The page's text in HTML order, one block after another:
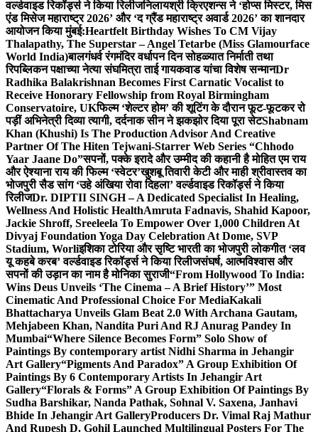
वर्ल्डवाइड रिकॉर्ड्स ने किया रिलीजनिलायश्री क्रिएशन्स ने ‘होप्स मिस्टर, मिस
एंड मिसेज महाराष्ट्र 2026’ और ‘द ग्रैंड महाराष्ट्र अवार्ड 2026’ का शानदार
आयोजन किया मुंबई:Heartfelt Birthday Wishes To CM Vijay
Thalapathy, The Superstar – Angel Tetarbe (Miss Glamourface
World India)बालगंधर्व रंगमंदिर वर्धापन दिन सोहळ्यात निर्माती तथा
रिपब्लिकन पक्षाच्या नेत्या संघमित्रा ताई गायकवाड यांचा विशेष सन्मानDr
Radhika Balakrishnan Becomes First Carnatic Vocalist to
Receive Honorary Fellowship from Royal Birmingham
Conservatoire, UKफिल्म ‘शेल्टर होम’ की शूटिंग के दौरान फूट-फूटकर रो
पड़ीं अभिनेत्री दिव्या त्यागी, दर्दनाक सीन ने झकझोर दिया पूरा सेटShabnam
Khan (Khushi) Is The Production Advisor And Creative
Partner Of The Hiten Tejwani-Starrer Web Series “Chhodo
Yaar Jaane Do”सपनों, पक्के इरादे और उम्मीद की कहानी है मोहित एम राय
और ऐश्याना राय की फिल्म ‘स्वेटर’खुशबू तिवारी केटी और माही श्रीवास्तव का
भोजपुरी सैड सांग ‘उहे अंखिया रोवा दिहला’ वर्ल्डवाइड रिकॉर्ड्स ने किया
रिलीजDr. DIPTII SINGH – A Dedicated Specialist In Healing,
Wellness And Holistic HealthAmruta Fadnavis, Shahid Kapoor,
Jackie Shroff, Sreeleela To Empower Over 1,000 Children At
Divyaj Foundation Yoga Day Celebration At Dome, SVP
Stadium, Worliइशिका टोरिया और सृष्टि भारती का भोजपुरी लोकगीत ‘लव
यू कहबे करब’ वर्ल्डवाइड रिकॉर्ड्स ने किया रिलीजसंघर्ष, आत्मविश्वास और
सपनों की उड़ान का नाम है मोनिका सुराजी“From Hollywood To India:
Wins Deus Unveils ‘The Cinema – A Brief History’” Most
Cinematic And Professional Choice For MediaKakali
Bhattacharya Unveils Glam Beat 2.0 With Archana Gautam,
Mehjabeen Khan, Nandita Puri And RJ Anurag Pandey In
Mumbai“Where Silence Becomes Form” Solo Show of
Paintings By contemporary artist Nidhi Sharma in Jehangir
Art Gallery“Pigments And Paradox” A Group Exhibition Of
Paintings By 6 Contemporary Artists In Jehangir Art
Gallery“Florals & Forms” A Group Exhibition Of Paintings By
Sudha Barshikar, Nanda Pathak, Sohnal V. Saxena, Janhavi
Bhide In Jehangir Art GalleryProducers Dr. Vimal Raj Mathur
And Rupesh D. Gohil Launched Multilingual Posters For The